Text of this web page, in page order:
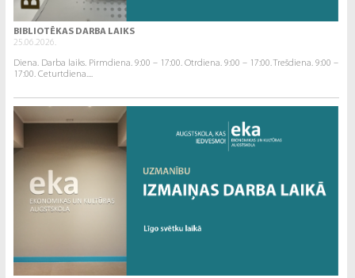
BIBLIOTĒKAS DARBA LAIKS
25.06.2026.
Diena. Darba laiks. Pirmdiena. 9:00 – 17:00. Otrdiena. 9:00 – 17:00. Trešdiena. 9:00 –
17:00. Ceturtdiena....